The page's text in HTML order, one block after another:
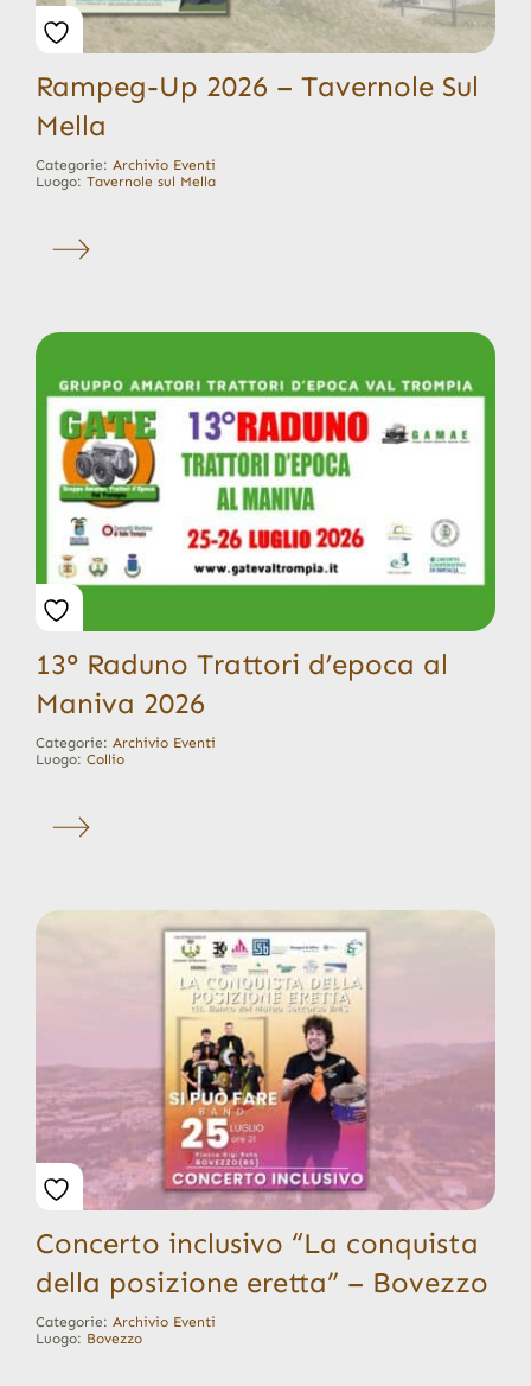
Rampeg-Up 2026 – Tavernole Sul
Mella
Categorie: Archivio Eventi
Luogo: Tavernole sul Mella
13° Raduno Trattori d’epoca al
Maniva 2026
Categorie: Archivio Eventi
Luogo: Collio
Concerto inclusivo “La conquista
della posizione eretta” – Bovezzo
Categorie: Archivio Eventi
Luogo: Bovezzo